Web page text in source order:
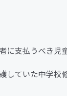
に支払うべき児
していた中学校